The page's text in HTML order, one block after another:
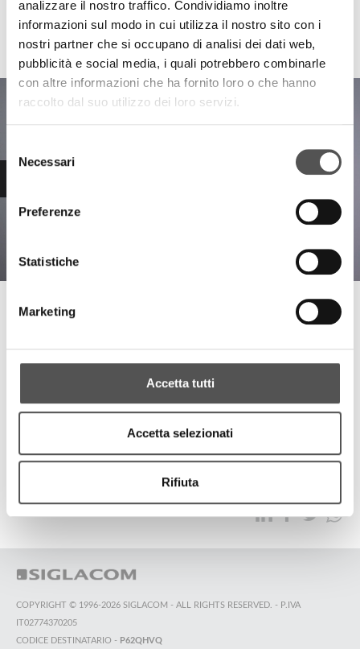
analizzare il nostro traffico. Condividiamo inoltre
informazioni sul modo in cui utilizza il nostro sito con i
nostri partner che si occupano di analisi dei dati web,
pubblicità e social media, i quali potrebbero combinarle
con altre informazioni che ha fornito loro o che hanno
raccolto dal suo utilizzo dei loro servizi.
delNecessari
Preferenze
Statistiche
Marketing
Accetta tutti
Accetta selezionati
Rifiuta
HIGHLIGHTS
ALL HIGHLIGHTS
TOP SEARCHES SITEMAP SUSTAINABILITY
COPYRIGHT © 1996-2026 SIGLACOM - ALL RIGHTS RESERVED. - P.IVA
IT02774370205
CODICE DESTINATARIO - P62QHVQ